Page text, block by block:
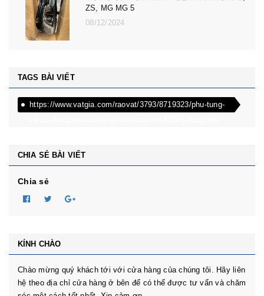
ZS, MG MG 5
08/12/2024
TAGS BÀI VIẾT
https://www.vatgia.com/raovat/3793/8719323/phu-tung-
CHIA SẺ BÀI VIẾT
Chia sẻ
KÍNH CHÀO
Chào mừng quý khách tới với cửa hàng của chúng tôi. Hãy liên
hệ theo địa chỉ cửa hàng ở bên để có thể được tư vấn và chăm